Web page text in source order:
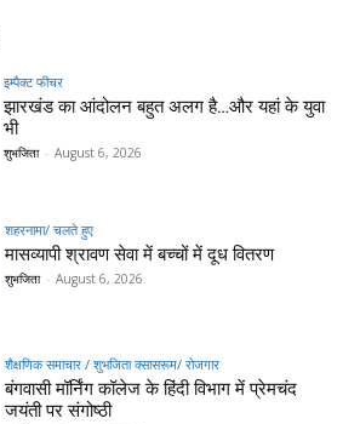
इम्पैक्ट फीचर
झारखंड का आंदोलन बहुत अलग है…और यहां के युवा
भी
शुभजिता - August 6, 2026
शहरनामा/ चलते हुए
मासव्यापी श्रावण सेवा में बच्चों में दूध वितरण
शुभजिता - August 6, 2026
शैक्षणिक समाचार / शुभजिता क्सासरूम/ रोजगार
बंगवासी मॉर्निंग कॉलेज के हिंदी विभाग में प्रेमचंद
जयंती पर संगोष्ठी